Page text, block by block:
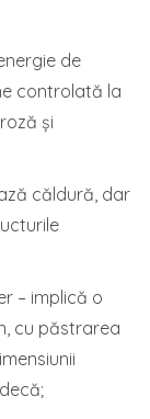
de
controlată la
și
căldură, dar
– implică o
cu păstrarea